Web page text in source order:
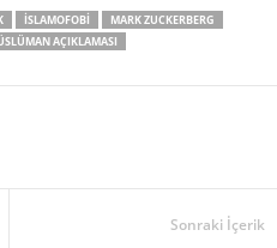
ISLAMOFOBI
MARK ZUCKERBERG
AÇIKLAMASI
Sonraki İçerik